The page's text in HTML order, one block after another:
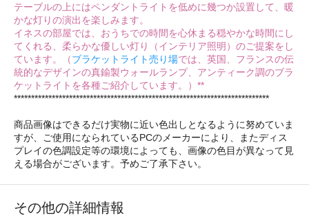
テーブルの上にはペンダントライトを低めに幾つか設置して、暖
かな灯りの演出を楽しみます。
イネスの部屋では、おうちでの時間を心休まる穏やかな時間にし
てくれる、柔らかな優しい灯り（インテリア照明）のご提案をし
ています。（ブラケットライト売り場では、英国、フランスの伝
統的なデザインの真鍮製ウォールランプ、アンティーク調のブラ
ケットライトを各種ご紹介しています。）**
**************************************************************************
商品画像はできるだけ実物に近い色出しとなるように努めていま
すが、ご使用になられているPCのメーカーにより、またディス
プレイの色調設定等の環境によっても、画像の色目が異なって見
える場合がございます。予めご了承下さい。
その他の詳細情報